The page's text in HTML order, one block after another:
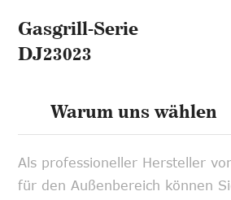
Gasgrill-Serie
DJ23023
Warum uns wählen
Als professioneller Hersteller
für den Außenbereich können